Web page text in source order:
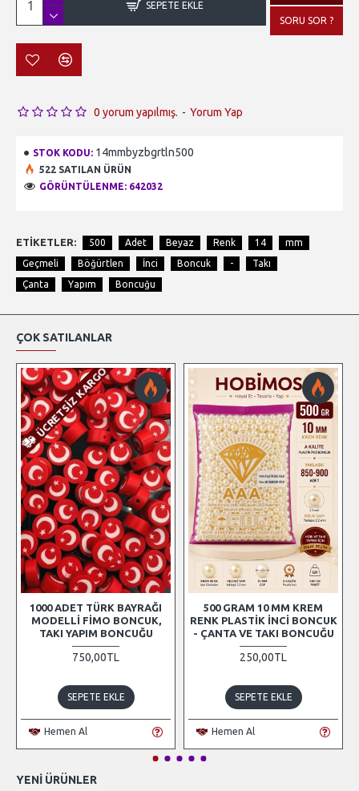
STOK KODU: 14mmbyzbgrtln500
522 SATILAN ÜRÜN
GÖRÜNTÜLENME: 642032
0 yorum yapılmış. - Yorum Yap
SEPETE EKLE
SORU SOR ?
ETIKETLER: 500 Adet Beyaz Renk 14 mm
Geçmeli Böğürtlen İnci Boncuk -
Takı
Çanta
Yapım Boncuğu
ÇOK SATILANLAR
ÜCRETSIZ KARGO
1000 ADET TÜRK BAYRAĞI
MODELLI FIMO BONCUK,
TAKI YAPIM BONCUĞU
750,00TL
SEPETE EKLE
Hemen Al
500 GRAM 10 MM KREM
RENK PLASTIK İNCI BONCUK
- ÇANTA VE TAKI BONCUĞU
250,00TL
SEPETE EKLE
Hemen Al
YENI ÜRÜNLER